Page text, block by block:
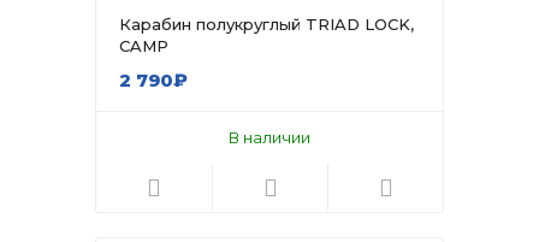
Карабин полукруглый TRIAD LOCK,
CAMP
2 790₽
В наличии